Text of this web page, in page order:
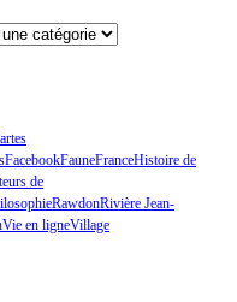
FacebookFauneFranceHistoire de
de
RawdonRivière Jean-
Vie en ligneVillage